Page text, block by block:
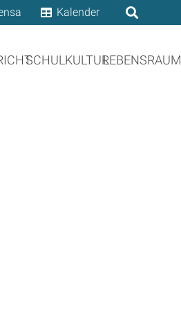
Kalender
SCHULKULTURLEBENSRAUM